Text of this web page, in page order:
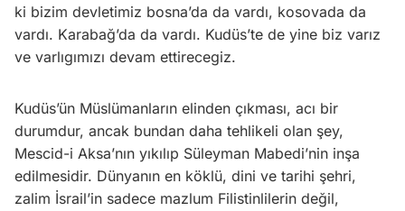
ki bizim devletimiz bosna’da da vardı, kosovada da
vardı. Karabağ’da da vardı. Kudüs’te de yine biz varız
ve varlıgımızı devam ettirecegiz.
Kudüs’ün Müslümanların elinden çıkması, acı bir
durumdur, ancak bundan daha tehlikeli olan şey,
Mescid-i Aksa’nın yıkılıp Süleyman Mabedi’nin inşa
edilmesidir. Dünyanın en köklü, dini ve tarihi şehri,
zalim İsrail’in sadece mazlum Filistinlilerin değil,